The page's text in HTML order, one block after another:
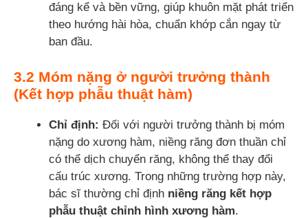
đáng kể và bền vững, giúp khuôn mặt phát triển
theo hướng hài hòa, chuẩn khớp cắn ngay từ
ban đầu.
3.2 Móm nặng ở người trưởng thành
(Kết hợp phẫu thuật hàm)
Chỉ định: Đối với người trưởng thành bị móm
nặng do xương hàm, niềng răng đơn thuần chỉ
có thể dịch chuyển răng, không thể thay đổi
cấu trúc xương. Trong những trường hợp này,
bác sĩ thường chỉ định niềng răng kết hợp
phẫu thuật chỉnh hình xương hàm.